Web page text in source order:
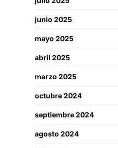
junio 2025
mayo 2025
abril 2025
marzo 2025
octubre 2024
septiembre 2024
agosto 2024